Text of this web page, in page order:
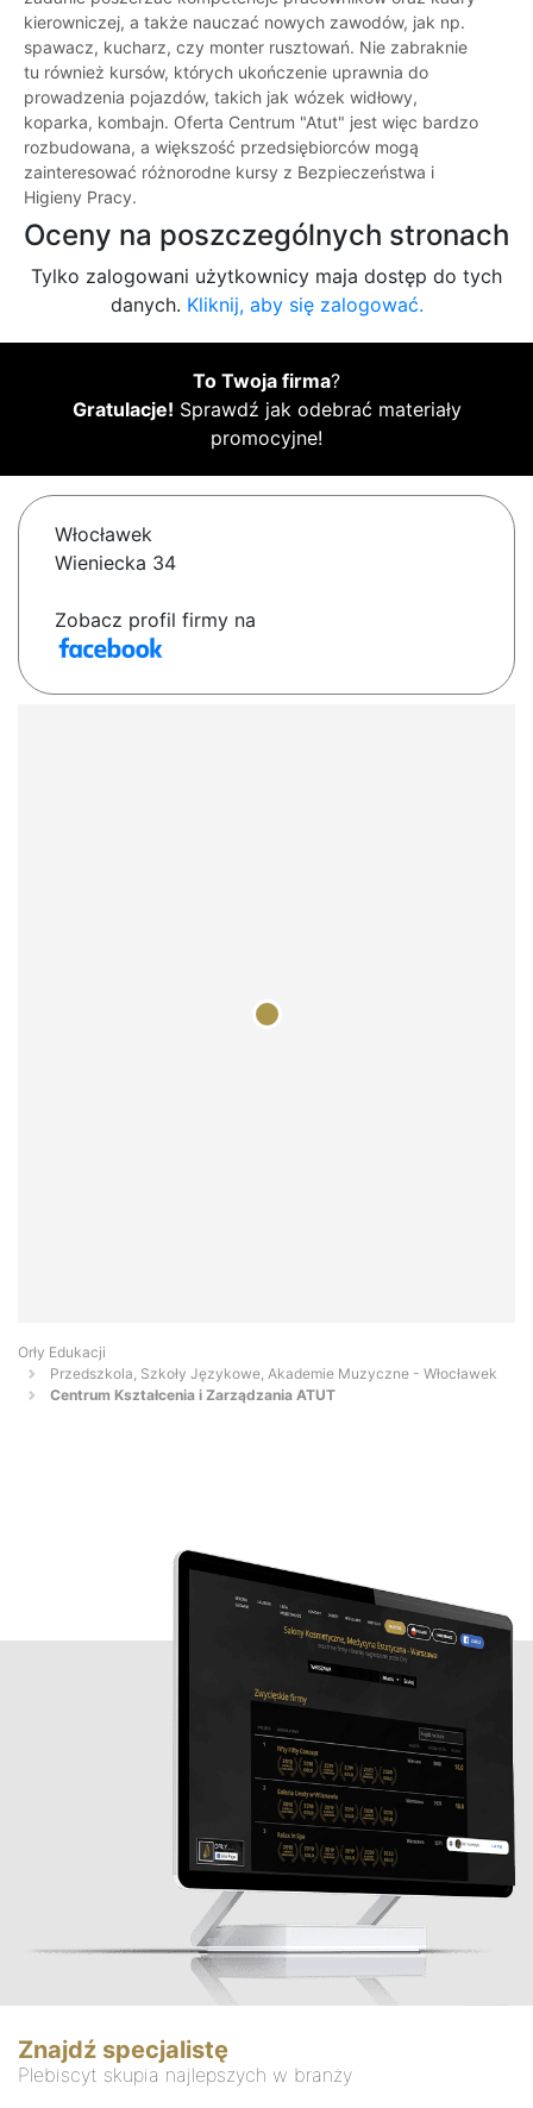
kierowniczej, a także nauczać nowych zawodów, jak np.
spawacz, kucharz, czy monter rusztowań. Nie zabraknie
tu również kursów, których ukończenie uprawnia do
prowadzenia pojazdów, takich jak wózek widłowy,
koparka, kombajn. Oferta Centrum "Atut" jest więc bardzo
rozbudowana, a większość przedsiębiorców mogą
zainteresować różnorodne kursy z Bezpieczeństwa i
Higieny Pracy.
Oceny na poszczególnych stronach
Tylko zalogowani użytkownicy maja dostęp do tych
danych. Kliknij, aby się zalogować.
To Twoja firma?
Gratulacje! Sprawdź jak odebrać materiały
promocyjne!
Włocławek
Wieniecka 34
Zobacz profil firmy na
Orły Edukacji
Przedszkola, Szkoły Językowe, Akademie Muzyczne - Włocławek
Centrum Kształcenia i Zarządzania ATUT
Znajdź specjalistę
Plebiscyt skupia najlepszych w branży